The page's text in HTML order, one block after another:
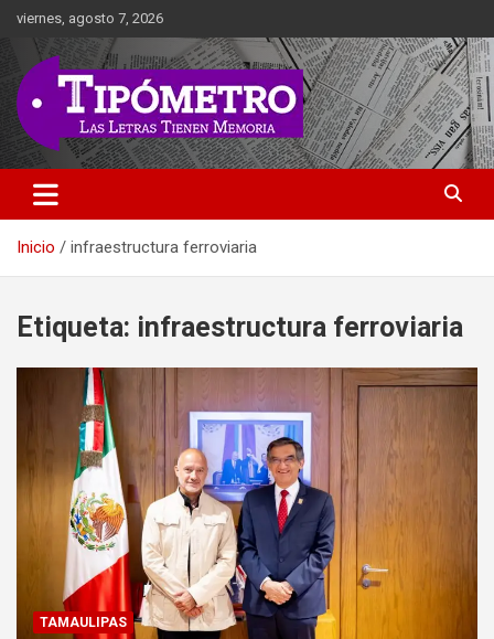
Saltar
contenido
viernes, agosto 7, 2026
Tipometro
Las Letras Tienen Memoria
Inicio infraestructura ferroviaria
Etiqueta: infraestructura ferroviaria
TAMAULIPAS